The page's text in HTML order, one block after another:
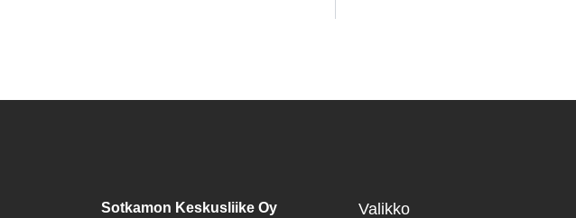
Sotkamon Keskusliike Oy Valikko